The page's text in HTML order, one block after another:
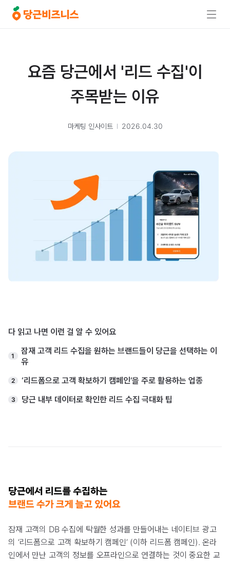
요즘 당근에서 '리드 수집'이
주목받는 이유
마케팅 인사이트 2026.04.30
다 읽고 나면 이런 걸 알 수 있어요
1
잠재 고객 리드 수집을 원하는 브랜드들이 당근을 선택하는 이
유
2 ‘리드폼으로 고객 확보하기 캠페인’을 주로 활용하는 업종
3 당근 내부 데이터로 확인한 리드 수집 극대화 팁
잠재 고객의 DB 수집에 탁월한 성과를 만들어내는 네이티브 광고
의 ‘리드폼으로 고객 확보하기 캠페인’ (이하 리드폼 캠페인). 온라
인에서 만난 고객의 정보를 오프라인으로 연결하는 것이 중요한 교